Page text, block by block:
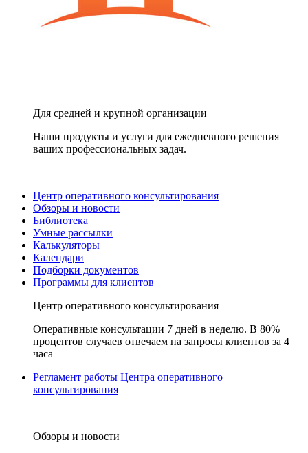
Для средней и крупной организации
Наши продукты и услуги для ежедневного решения
ваших профессиональных задач.
Центр оперативного консультирования
Обзоры и новости
Библиотека
Умные рассылки
Калькуляторы
Календари
Подборки документов
Программы для клиентов
Центр оперативного консультирования
Оперативные консультации 7 дней в неделю. В 80%
процентов случаев отвечаем на запросы клиентов за 4
часа
Регламент работы Центра оперативного
консультирования
Обзоры и новости